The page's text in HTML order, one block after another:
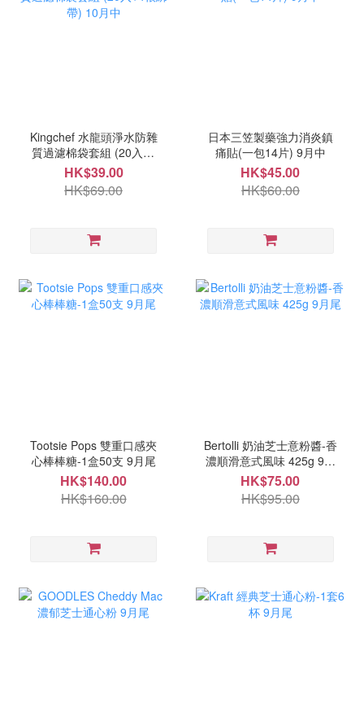
Kingchef 水龍頭淨水防雜
質過濾棉袋套組 (20入+4
根綁帶) 10月中
HK$39.00
HK$69.00
日本三笠製藥強力消炎鎮
痛貼(一包14片) 9月中
HK$45.00
HK$60.00
Tootsie Pops 雙重口感夾
心棒棒糖-1盒50支 9月尾
HK$140.00
HK$160.00
Bertolli 奶油芝士意粉醬-香
濃順滑意式風味 425g 9月
尾
HK$75.00
HK$95.00